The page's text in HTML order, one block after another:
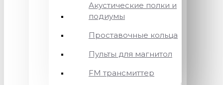
Акустические полки и
подиумы
Проставочные кольца
Пульты для магнитол
FM трансмиттер